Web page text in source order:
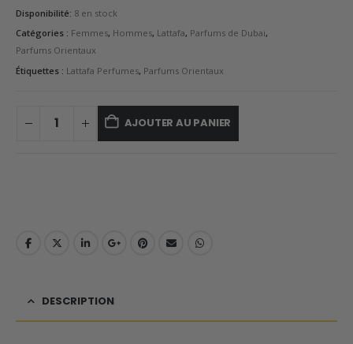
Disponibilité: 8 en stock
Catégories : Femmes, Hommes, Lattafa, Parfums de Dubai,
Parfums Orientaux
Étiquettes : Lattafa Perfumes, Parfums Orientaux
AJOUTER AU PANIER
DESCRIPTION